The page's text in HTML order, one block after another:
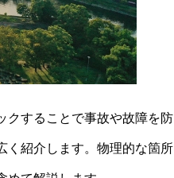
クすることで事故や故障を防
く紹介します。物理的な箇所